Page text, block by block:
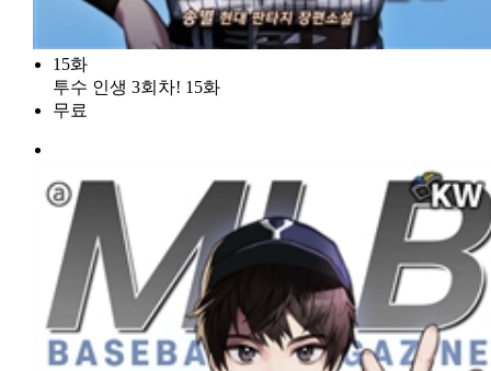
15화
투수 인생 3회차! 15화
무료